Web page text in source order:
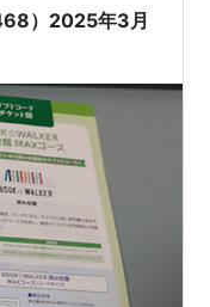
）2025年3月